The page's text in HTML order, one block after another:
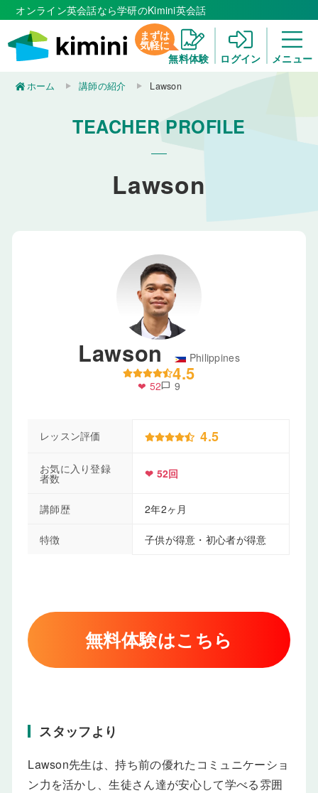
オンライン英会話なら学研のKimini英会話
まずは
気軽に
無料体験
ログイン メニュー
ホーム 講師の紹介 Lawson
TEACHER PROFILE
Lawson
Lawson Philippines
4.5
❤ 52chat_bubble 9
レッスン評価 4.5
お気に入り登録
者数 ❤ 52回
講師歴 2年2ヶ月
特徴 子供が得意・初心者が得意
無料体験はこちら
スタッフより
Lawson先生は、持ち前の優れたコミュニケーショ
ン力を活かし、生徒さん達が安心して学べる雰囲